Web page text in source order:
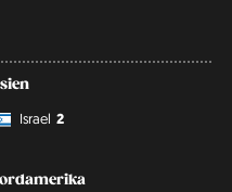
Israel 2